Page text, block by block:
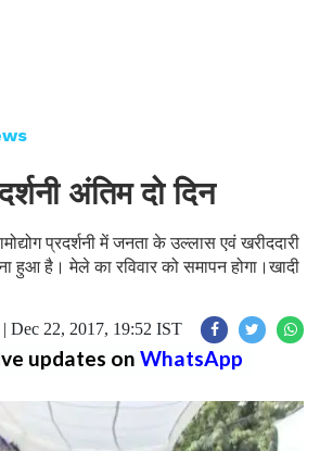
अंतिम दो दिन
प्रदर्शनी में जनता के उल्लास एवं खरीददारी
हुआ है। मेले का रविवार को समापन होगा।खादी
| Dec 22, 2017, 19:52 IST
updates on WhatsApp